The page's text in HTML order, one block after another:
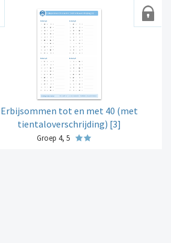
Erbijsommen tot en met 40 (met
tientaloverschrijding) [3]
Groep 4, 5